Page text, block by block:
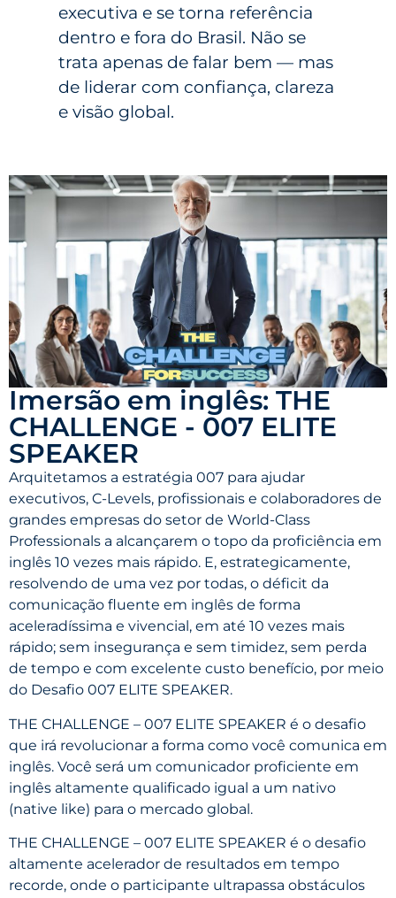
executiva e se torna referência
dentro e fora do Brasil. Não se
trata apenas de falar bem — mas
de liderar com confiança, clareza
e visão global.
Imersão em inglês: THE
CHALLENGE - 007 ELITE
SPEAKER
Arquitetamos a estratégia 007 para ajudar
executivos, C-Levels, profissionais e colaboradores de
grandes empresas do setor de World-Class
Professionals a alcançarem o topo da proficiência em
inglês 10 vezes mais rápido. E, estrategicamente,
resolvendo de uma vez por todas, o déficit da
comunicação fluente em inglês de forma
aceleradíssima e vivencial, em até 10 vezes mais
rápido; sem insegurança e sem timidez, sem perda
de tempo e com excelente custo benefício, por meio
do Desafio 007 ELITE SPEAKER.
THE CHALLENGE – 007 ELITE SPEAKER é o desafio
que irá revolucionar a forma como você comunica em
inglês. Você será um comunicador proficiente em
inglês altamente qualificado igual a um nativo
(native like) para o mercado global.
THE CHALLENGE – 007 ELITE SPEAKER é o desafio
altamente acelerador de resultados em tempo
recorde, onde o participante ultrapassa obstáculos